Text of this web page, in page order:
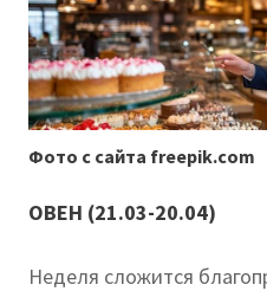
Фото с сайта freepik.com
ОВЕН (21.03-20.04)
Неделя сложится